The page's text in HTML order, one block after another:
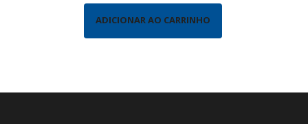
ADICIONAR AO CARRINHO